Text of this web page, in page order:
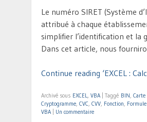
Le numéro SIRET (Système
attribué à chaque
simplifier l’identification et la
Dans cet article, nous
Continue reading ‘EXCEL :
Archivé sous EXCEL, VBA Taggé BIN, Carte
Cryptogramme, CVC, CVV, Fonction,
VBA
Un commentaire